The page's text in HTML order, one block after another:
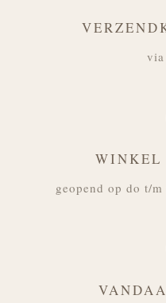
geopend op do t/